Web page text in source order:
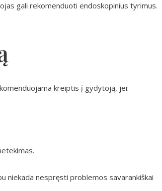
gali rekomenduoti endoskopinius tyrimus.
kreiptis į gydytoją, jei:
niekada nespręsti problemos savarankiškai